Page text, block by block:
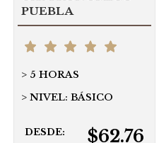
PUEBLA
5 HORAS
NIVEL: BÁSICO
DESDE: $62.76